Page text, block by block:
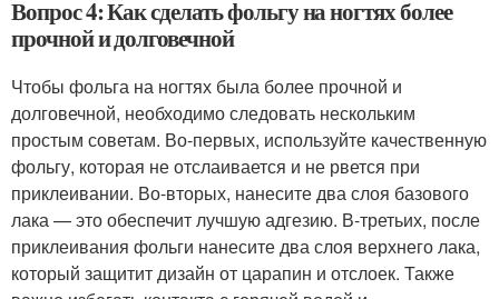
Вопрос 4: Как сделать фольгу на ногтях более
прочной и долговечной
Чтобы фольга на ногтях была более прочной и
долговечной, необходимо следовать нескольким
простым советам. Во-первых, используйте качественную
фольгу, которая не отслаивается и не рвется при
приклеивании. Во-вторых, нанесите два слоя базового
лака — это обеспечит лучшую адгезию. В-третьих, после
приклеивания фольги нанесите два слоя верхнего лака,
который защитит дизайн от царапин и отслоек. Также